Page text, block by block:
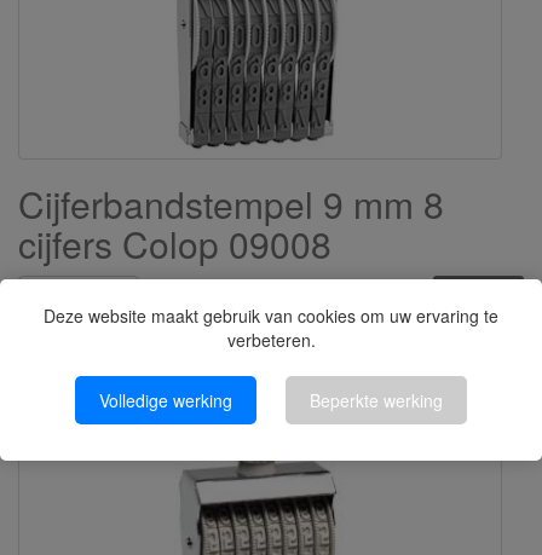
Deze website maakt gebruik van cookies om uw ervaring te
verbeteren.
Volledige werking Beperkte werking
Cijferbandstempel 9 mm 8
cijfers Colop 09008
(€27,51 excl.)